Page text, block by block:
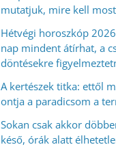
mutatjuk, mire kell
Hétvégi horoszkóp
nap mindent átírhat, a
döntésekre
A kertészek titka: ettől
ontja a paradicsom a
Sokan csak akkor
késő, órák alatt